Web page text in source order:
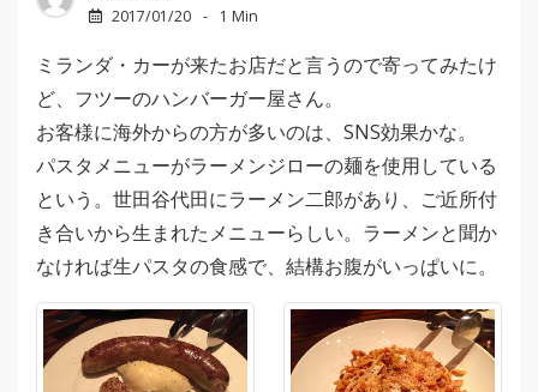
2017/01/20
1 Min
ミランダ・カーが来たお店だと言うので寄ってみたけ
ど、フツーのハンバーガー屋さん。
お客様に海外からの方が多いのは、SNS効果かな。
パスタメニューがラーメンジローの麺を使用している
という。世田谷代田にラーメン二郎があり、ご近所付
き合いから生まれたメニューらしい。ラーメンと聞か
なければ生パスタの食感で、結構お腹がいっぱいに。